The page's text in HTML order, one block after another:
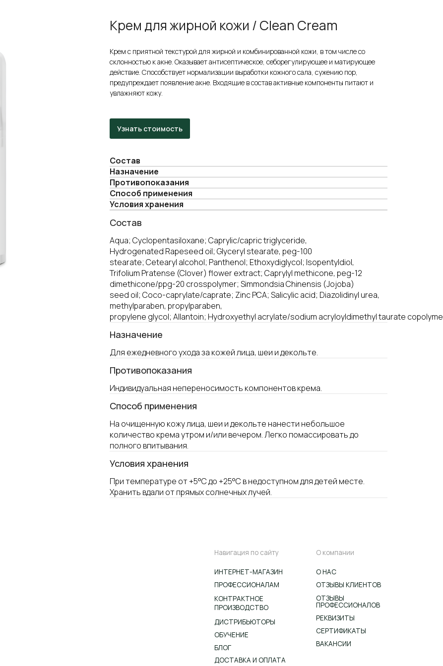
Крем для жирной кожи / Clean Cream
Крем с приятной текстурой для жирной и комбинированной кожи, в том числе со
склонностью к акне. Оказывает антисептическое, себорегулирующее и матирующее
действие. Способствует нормализации выработки кожного сала, сужению пор,
предупреждает появление акне. Входящие в состав активные компоненты питают и
увлажняют кожу.
Узнать стоимость
Состав
Назначение
Противопоказания
Cпособ применения
Условия хранения
Состав
Aqua; Cyclopentasiloxane; Caprylic/capric triglyceride,
Hydrogenated Rapeseed oil; Glyceryl stearate, peg-100
stearate; Cetearyl alcohol; Panthenol; Ethoxydiglycol; Isopentyldiol,
Trifolium Pratense (Clover) flower extract; Caprylyl methicone, peg-12
dimethicone/ppg-20 crosspolymer; Simmondsia Chinensis (Jojoba)
seed oil; Coco-caprylate/caprate; Zinc PCA; Salicylic acid; Diazolidinyl urea,
methylparaben, propylparaben,
propylene glycol; Allantoin; Hydroxyethyl acrylate/sodium acryloyldimethyl taurate
Назначение
Для ежедневного ухода за кожей лица, шеи и декольте.
Противопоказания
Индивидуальная непереносимость компонентов крема.
Cпособ применения
На очищенную кожу лица, шеи и декольте нанести небольшое
количество крема утром и/или вечером. Легко помассировать до
полного впитывания.
Условия хранения
При температуре от +5°С до +25°С в недоступном для детей месте.
Хранить вдали от прямых солнечных лучей.
Навигация по сайту
ПРОФЕССИОНАЛАМ
ИНТЕРНЕТ-МАГАЗИН О НАС
ВАКАНСИИ
ОТЗЫВЫ КЛИЕНТОВ
персональных данных
персональных данных